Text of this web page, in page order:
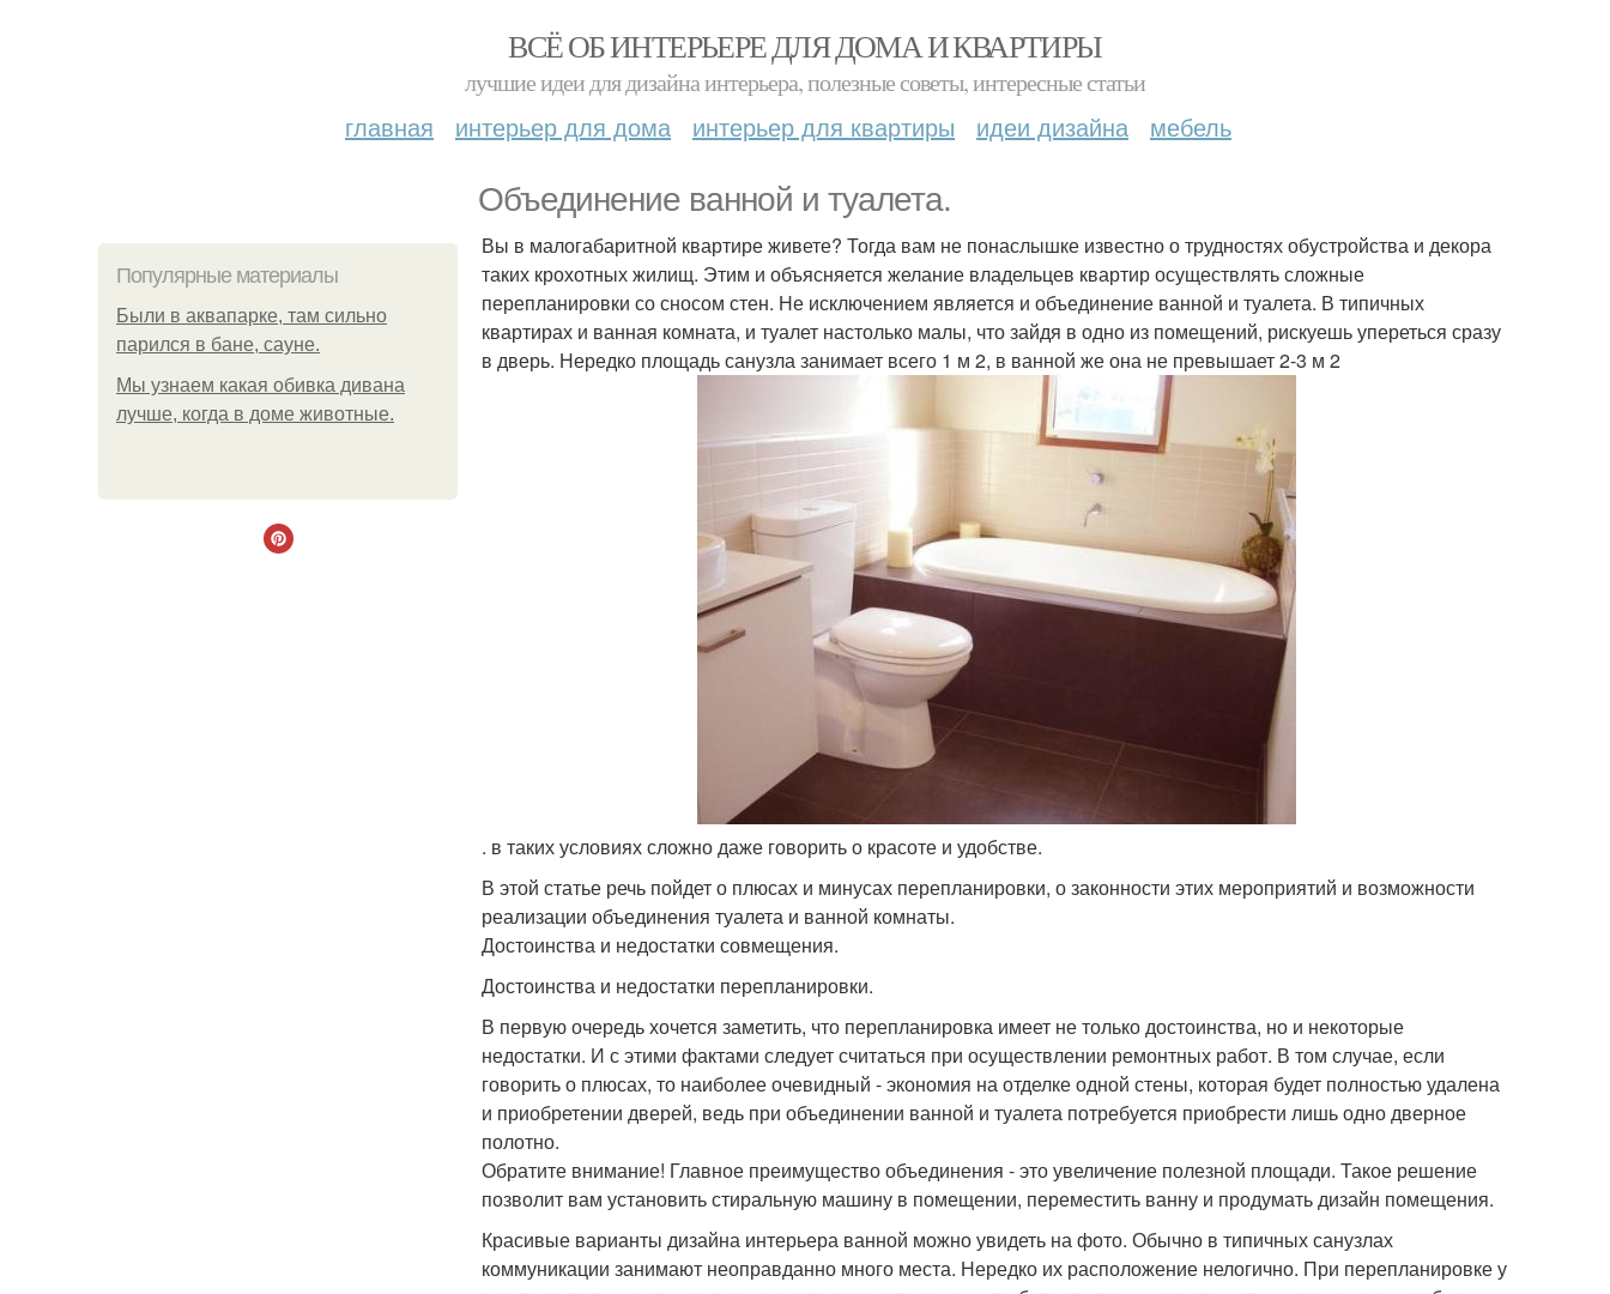
ВСЁ ОБ ИНТЕРЬЕРЕ ДЛЯ ДОМА И КВАРТИРЫ
лучшие идеи для дизайна интерьера, полезные советы, интересные статьи
главная интерьер для дома интерьер для квартиры идеи дизайна мебель
Объединение ванной и туалета.
Популярные материалы
Были в аквапарке, там сильно
парился в бане, сауне.
Мы узнаем какая обивка дивана
лучше, когда в доме животные.
Вы в малогабаритной квартире живете? Тогда вам не понаслышке известно о трудностях обустройства и декора
таких крохотных жилищ. Этим и объясняется желание владельцев квартир осуществлять сложные
перепланировки со сносом стен. Не исключением является и объединение ванной и туалета. В типичных
квартирах и ванная комната, и туалет настолько малы, что зайдя в одно из помещений, рискуешь упереться сразу
в дверь. Нередко площадь санузла занимает всего 1 м 2, в ванной же она не превышает 2-3 м 2
. в таких условиях сложно даже говорить о красоте и удобстве.
В этой статье речь пойдет о плюсах и минусах перепланировки, о законности этих мероприятий и возможности
реализации объединения туалета и ванной комнаты.
Достоинства и недостатки совмещения.
Достоинства и недостатки перепланировки.
В первую очередь хочется заметить, что перепланировка имеет не только достоинства, но и некоторые
недостатки. И с этими фактами следует считаться при осуществлении ремонтных работ. В том случае, если
говорить о плюсах, то наиболее очевидный - экономия на отделке одной стены, которая будет полностью удалена
и приобретении дверей, ведь при объединении ванной и туалета потребуется приобрести лишь одно дверное
полотно.
Обратите внимание! Главное преимущество объединения - это увеличение полезной площади. Такое решение
позволит вам установить стиральную машину в помещении, переместить ванну и продумать дизайн помещения.
Красивые варианты дизайна интерьера ванной можно увидеть на фото. Обычно в типичных санузлах
коммуникации занимают неоправданно много места. Нередко их расположение нелогично. При перепланировке у